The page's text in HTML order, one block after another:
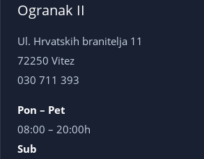
Ogranak II
Ul. Hrvatskih branitelja 11
72250 Vitez
030 711 393
Pon – Pet
08:00 – 20:00h
Sub